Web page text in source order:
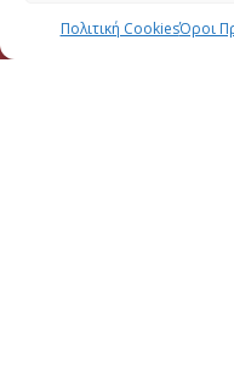
Πολιτική CookiesΌροι